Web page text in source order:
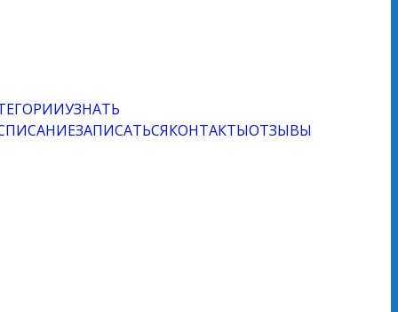
УЗНАТЬ
ЗАПИСАТЬСЯКОНТАКТЫОТЗЫВЫ